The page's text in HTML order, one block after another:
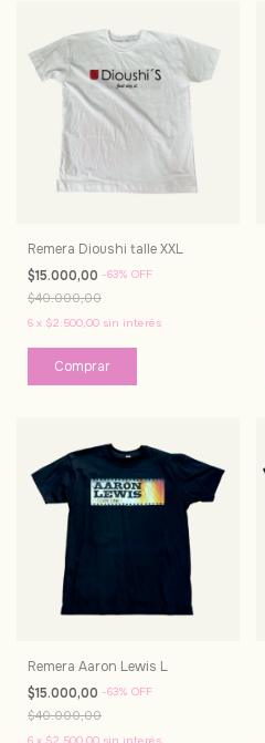
Remera Dioushi talle XXL
$15.000,00 -63% OFF
$40.000,00
6 x $2.500,00 sin interés
Remera Aaron Lewis L
$15.000,00 -63% OFF
$40.000,00
6 x $2.500,00 sin interés